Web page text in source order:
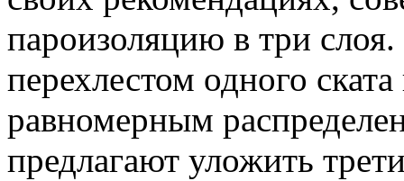
пароизоляцию в три
перехлестом одного
равномерным
предлагают уложить